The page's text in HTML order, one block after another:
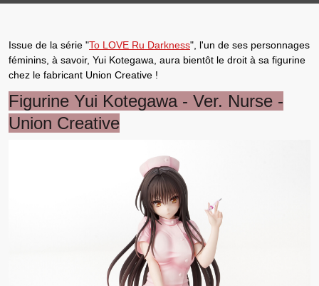
Issue de la série "To LOVE Ru Darkness", l'un de ses personnages
féminins, à savoir, Yui Kotegawa , aura bientôt le droit à sa figurine
chez le fabricant Union Creative !
Figurine Yui Kotegawa - Ver. Nurse -
Union Creative